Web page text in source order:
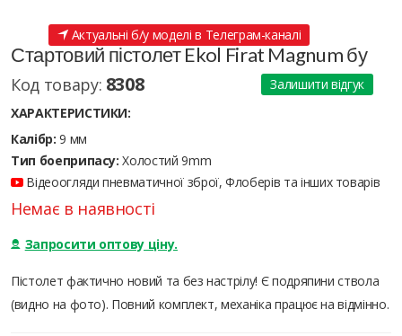
Актуальні б/у моделі в Телеграм-каналі
Стартовий пістолет Ekol Firat Magnum бу
Код товару: 8308
Залишити відгук
ХАРАКТЕРИСТИКИ:
Калібр: 9 мм
Тип боеприпасу: Холостий 9mm
Відеоогляди пневматичної зброї, Флоберів та інших товарів
Немає в наявності
Запросити оптову ціну.
Пістолет фактично новий та без настрілу! Є подряпини ствола
(видно на фото). Повний комплект, механіка працює на відмінно.